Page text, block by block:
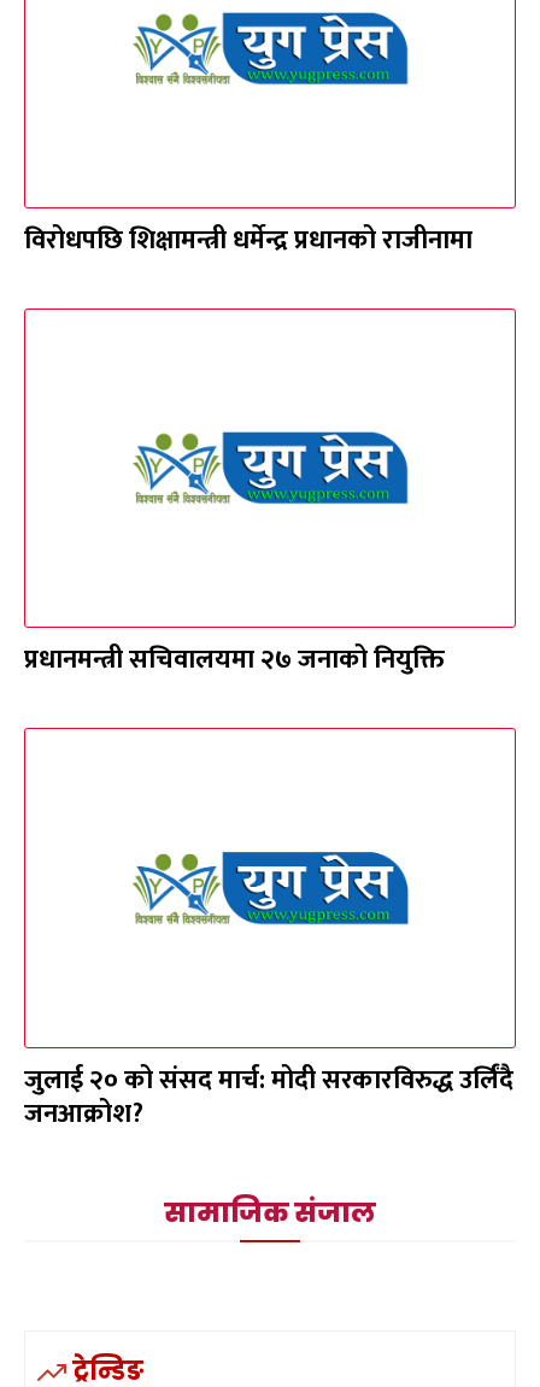
विरोधपछि शिक्षामन्त्री धर्मेन्द्र प्रधानको राजीनामा
प्रधानमन्त्री सचिवालयमा २७ जनाको नियुक्ति
जुलाई २० को संसद मार्च: मोदी सरकारविरुद्ध उर्लिंदै
जनआक्रोश?
सामाजिक संजाल
ट्रेन्डिङ